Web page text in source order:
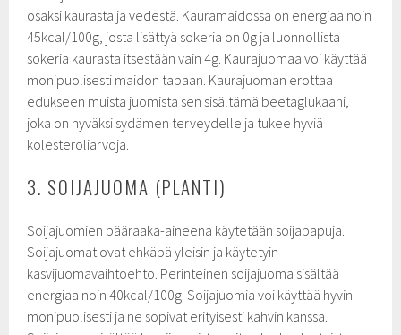
osaksi kaurasta ja vedestä. Kauramaidossa on energiaa noin
45kcal/100g, josta lisättyä sokeria on 0g ja luonnollista
sokeria kaurasta itsestään vain 4g. Kaurajuomaa voi käyttää
monipuolisesti maidon tapaan. Kaurajuoman erottaa
edukseen muista juomista sen sisältämä beetaglukaani,
joka on hyväksi sydämen terveydelle ja tukee hyviä
kolesteroliarvoja.
3. SOIJAJUOMA (PLANTI)
Soijajuomien pääraaka-aineena käytetään soijapapuja.
Soijajuomat ovat ehkäpä yleisin ja käytetyin
kasvijuomavaihtoehto. Perinteinen soijajuoma sisältää
energiaa noin 40kcal/100g. Soijajuomia voi käyttää hyvin
monipuolisesti ja ne sopivat erityisesti kahvin kanssa.